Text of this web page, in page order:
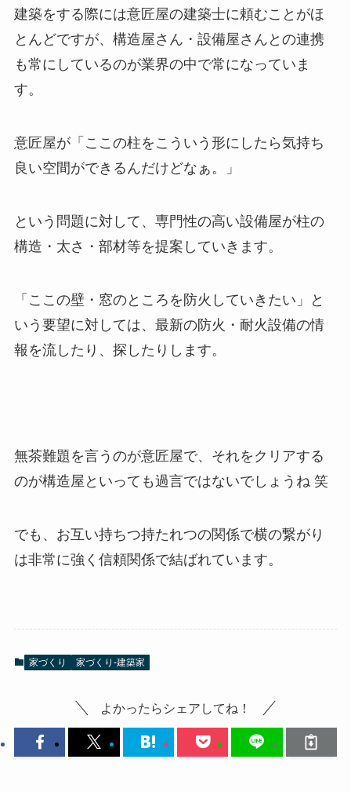
建築をする際には意匠屋の建築士に頼むことがほ
とんどですが、構造屋さん・設備屋さんとの連携
も常にしているのが業界の中で常になっていま
す。
意匠屋が「ここの柱をこういう形にしたら気持ち
良い空間ができるんだけどなぁ。」
という問題に対して、専門性の高い設備屋が柱の
構造・太さ・部材等を提案していきます。
「ここの壁・窓のところを防火していきたい」と
いう要望に対しては、最新の防火・耐火設備の情
報を流したり、探したりします。
無茶難題を言うのが意匠屋で、それをクリアする
のが構造屋といっても過言ではないでしょうね 笑
でも、お互い持ちつ持たれつの関係で横の繋がり
は非常に強く信頼関係で結ばれています。
家づくり 家づくり-建築家
よかったらシェアしてね！